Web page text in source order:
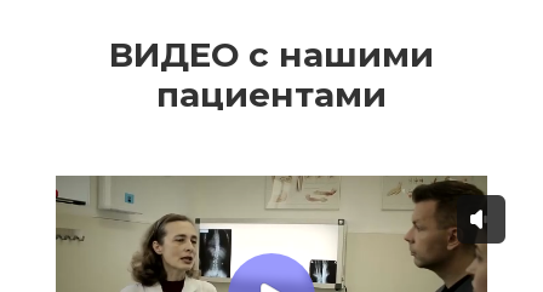
ВИДЕО с нашими
пациентами